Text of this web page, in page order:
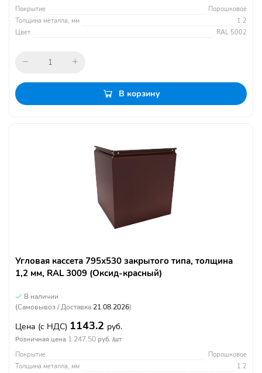
Покрытие
Порошковое
Толщина металла, мм
1.2
Цвет
RAL 5002
В корзину
Угловая кассета 795х530 закрытого типа, толщина
1,2 мм, RAL 3009 (Оксид-красный)
В наличии
(Самовывоз / Доставка 21.08.2026)
Цена (с НДС) 1143.2 руб.
Розничная цена 1 247.50 руб. /шт
Покрытие
Порошковое
Толщина металла, мм
1.2